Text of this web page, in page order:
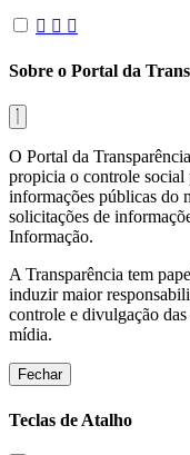
Sobre o Portal da
O Portal da
propicia o controle social
informações públicas do
solicitações de
Informação.
A Transparência tem
induzir maior
controle e divulgação
mídia.
Fechar
Teclas de Atalho